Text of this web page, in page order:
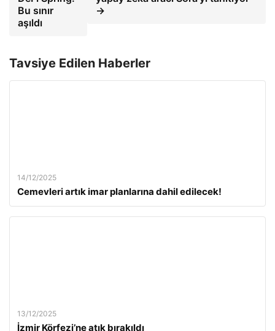
Bu sınır
aşıldı
→
Tavsiye Edilen Haberler
14/12/2025
Cemevleri artık imar planlarına dahil edilecek!
13/12/2025
İzmir Körfezi’ne atık bırakıldı